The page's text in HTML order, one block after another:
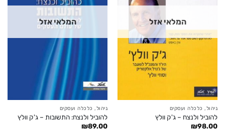
המלאי אזל
ניהול, כלכלה ועסקים
להוביל ולנצח – ג'ק וולץ
₪98.00
המלאי אזל
ניהול, כלכלה ועסקים
להוביל ולנצח: התשובות – ג'ק וולץ
₪89.00